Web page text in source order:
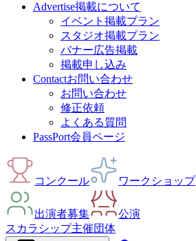
Advertise掲載について
イベント掲載プラン
スタジオ掲載プラン
バナー広告掲載
掲載申し込み
Contactお問い合わせ
お問い合わせ
修正依頼
よくある質問
PassPort会員ページ
コンクール ワークショップ
出演者募集
公演
スカラシップ主催団体